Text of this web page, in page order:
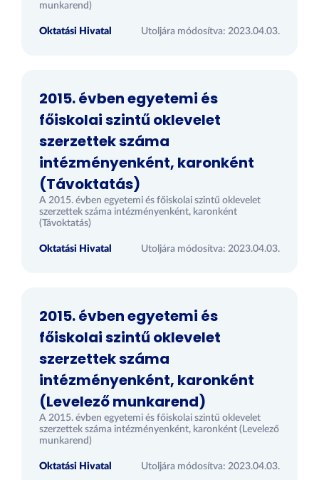
munkarend)
Oktatási Hivatal Utoljára módosítva: 2023.04.03.
2015. évben egyetemi és
főiskolai szintű oklevelet
szerzettek száma
intézményenként, karonként
(Távoktatás)
A 2015. évben egyetemi és főiskolai szintű oklevelet
szerzettek száma intézményenként, karonként
(Távoktatás)
Oktatási Hivatal Utoljára módosítva: 2023.04.03.
2015. évben egyetemi és
főiskolai szintű oklevelet
szerzettek száma
intézményenként, karonként
(Levelező munkarend)
A 2015. évben egyetemi és főiskolai szintű oklevelet
szerzettek száma intézményenként, karonként (Levelező
munkarend)
Oktatási Hivatal Utoljára módosítva: 2023.04.03.